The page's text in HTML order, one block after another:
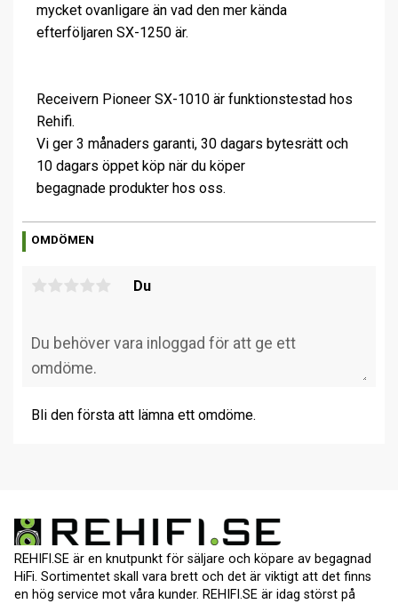
mycket ovanligare än vad den mer kända
efterföljaren SX-1250 är.
Receivern Pioneer SX-1010 är funktionstestad hos
Rehifi.
Vi ger 3 månaders garanti, 30 dagars bytesrätt och
10 dagars öppet köp när du köper
begagnade produkter hos oss.
OMDÖMEN
Du
Bli den första att lämna ett omdöme.
REHIFI.SE är en knutpunkt för säljare och köpare av begagnad
HiFi. Sortimentet skall vara brett och det är viktigt att det finns
en hög service mot våra kunder. REHIFI.SE är idag störst på